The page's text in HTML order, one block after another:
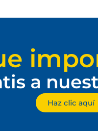
a
Haz clic aquí